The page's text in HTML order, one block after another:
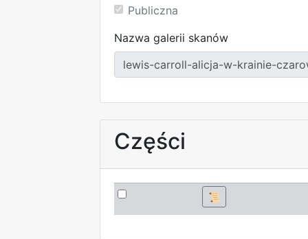
Publiczna
Nazwa galerii skanów
Części
📜